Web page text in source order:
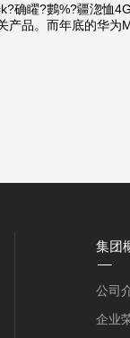
确矅?鷜%?疆淴恤
品。而年底的华为
集团
公司
企业